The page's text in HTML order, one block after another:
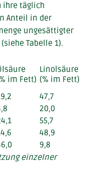
ihre täglich
Anteil in der
ungesättigter
Tabelle 1).
im Fett) (% im Fett)
47,7
20,0
55,7
48,9
9,8
einzelner